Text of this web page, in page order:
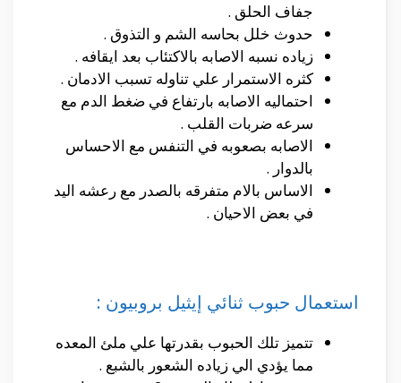
جفاف الحلق .
حدوث خلل بحاسه الشم و التذوق .
زياده نسبه الاصابه بالاكتئاب بعد ايقافه .
كثره الاستمرار علي تناوله تسبب الادمان .
احتماليه الاصابه بارتفاع في ضغط الدم مع
سرعه ضربات القلب .
الاصابه بصعوبه في التنفس مع الاحساس
بالدوار .
الاساس بالام متفرقه بالصدر مع رعشه اليد
في بعض الاحيان .
استعمال حبوب ثنائي إيثيل بروبيون :
تتميز تلك الحبوب بقدرتها علي ملئ المعده
مما يؤدي الي زياده الشعور بالشبع .